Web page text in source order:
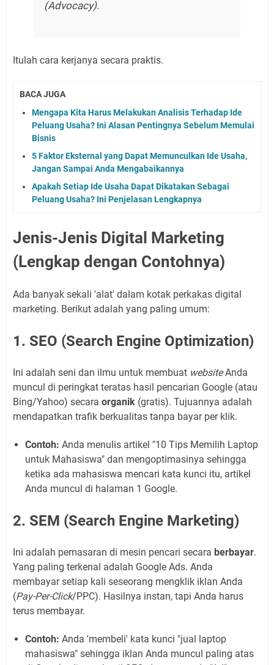
(Advocacy).
Itulah cara kerjanya secara praktis.
BACA JUGA
Mengapa Kita Harus Melakukan Analisis Terhadap Ide
Peluang Usaha? Ini Alasan Pentingnya Sebelum Memulai
Bisnis
5 Faktor Eksternal yang Dapat Memunculkan Ide Usaha,
Jangan Sampai Anda Mengabaikannya
Apakah Setiap Ide Usaha Dapat Dikatakan Sebagai
Peluang Usaha? Ini Penjelasan Lengkapnya
Jenis-Jenis Digital Marketing
(Lengkap dengan Contohnya)
Ada banyak sekali 'alat' dalam kotak perkakas digital
marketing. Berikut adalah yang paling umum:
1. SEO (Search Engine Optimization)
Ini adalah seni dan ilmu untuk membuat websiteAnda
muncul di peringkat teratas hasil pencarian Google (atau
Bing/Yahoo) secara organik (gratis). Tujuannya adalah
mendapatkan trafik berkualitas tanpa bayar per klik.
Contoh: Anda menulis artikel "10 Tips Memilih Laptop
untuk Mahasiswa" dan mengoptimasinya sehingga
ketika ada mahasiswa mencari kata kunci itu, artikel
Anda muncul di halaman 1 Google.
2. SEM (Search Engine Marketing)
Ini adalah pemasaran di mesin pencari secara berbayar.
Yang paling terkenal adalah Google Ads. Anda
membayar setiap kali seseorang mengklik iklan Anda
(Pay-Per-Click/PPC). Hasilnya instan, tapi Anda harus
terus membayar.
Contoh: Anda 'membeli' kata kunci "jual laptop
mahasiswa" sehingga iklan Anda muncul paling atas